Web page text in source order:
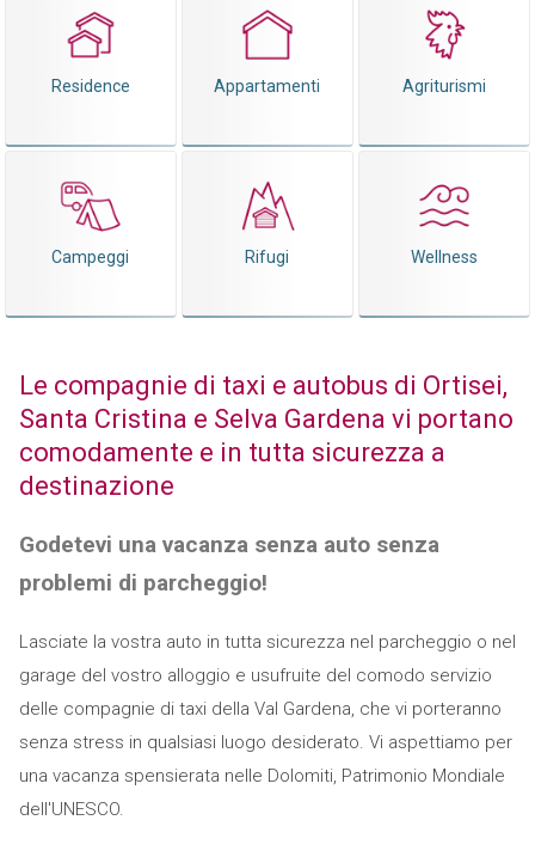
Residence Appartamenti Agriturismi
Campeggi Rifugi Wellness
Le compagnie di taxi e autobus di Ortisei,
Santa Cristina e Selva Gardena vi portano
comodamente e in tutta sicurezza a
destinazione
Godetevi una vacanza senza auto senza
problemi di parcheggio!
Lasciate la vostra auto in tutta sicurezza nel parcheggio o nel
garage del vostro alloggio e usufruite del comodo servizio
delle compagnie di taxi della Val Gardena, che vi porteranno
senza stress in qualsiasi luogo desiderato. Vi aspettiamo per
una vacanza spensierata nelle Dolomiti, Patrimonio Mondiale
dell'UNESCO.